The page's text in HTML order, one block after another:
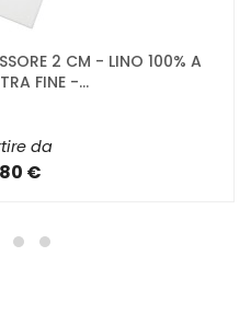
2 CM - LINO 100% A
FINE -...
da
€